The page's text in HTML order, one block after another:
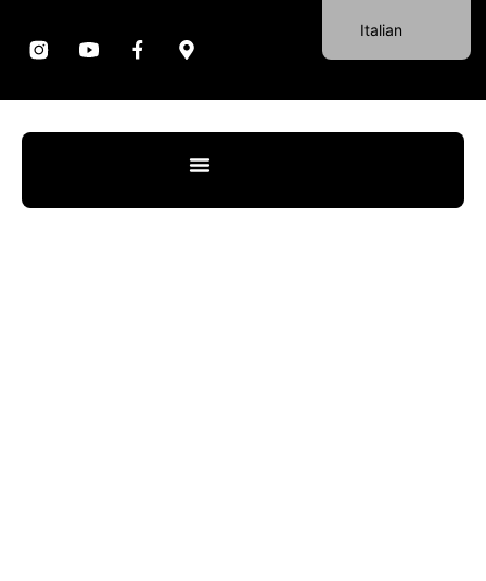
Italian
Portuguese
English
German
French